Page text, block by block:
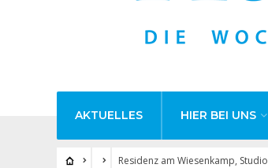
AKTUELLES HIER BEI UNS
Residenz am Wiesenkamp, Studio